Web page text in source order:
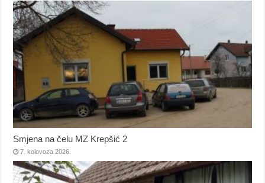
Smjena na čelu MZ Krepšić 2
7. kolovoza 2026.